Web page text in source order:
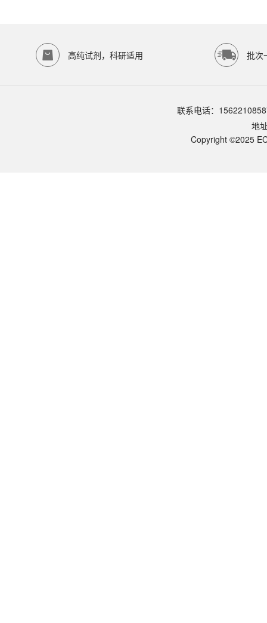
ECOTOP SCIENTIFIC
参照产品说明书中的保存条件。一般生物科研试剂建议在2-8℃或-
SCIENTIFIC常规库存产品一般1-3个工作日内发货。如遇缺
高纯试剂，科研适用 批次
联系电话：
地
Copyright ©2025